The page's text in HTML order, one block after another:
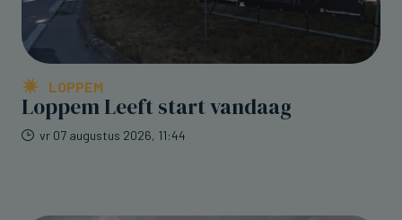
LOPPEM
Loppem Leeft start vandaag
vr 07 augustus 2026, 11:44